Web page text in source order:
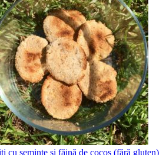
cu semințe și făină de cocos (fără gluten)